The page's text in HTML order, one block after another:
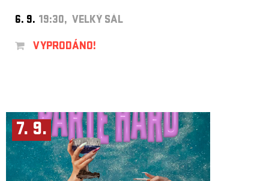
6. 9. 19:30, VELKÝ SÁL
VYPRODÁNO!
7. 9.